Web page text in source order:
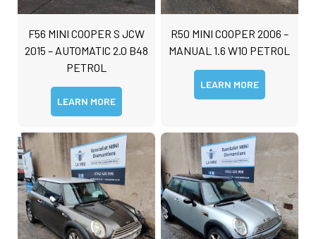
F56 MINI COOPER S JCW
2015 – AUTOMATIC 2.0 B48
PETROL
LEARN MORE
R50 MINI COOPER 2006 –
MANUAL 1.6 W10 PETROL
LEARN MORE